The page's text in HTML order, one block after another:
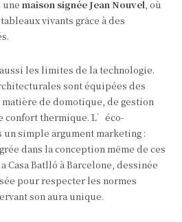
une maison signée Jean Nouvel, où
vivants grâce à des
les limites de la technologie.
sont équipées des
de domotique, de gestion
confort thermique. L’éco-
simple argument marketing :
dans la conception même de ces
Casa Batlló à Barcelone, dessinée
pour respecter les normes
son aura unique.